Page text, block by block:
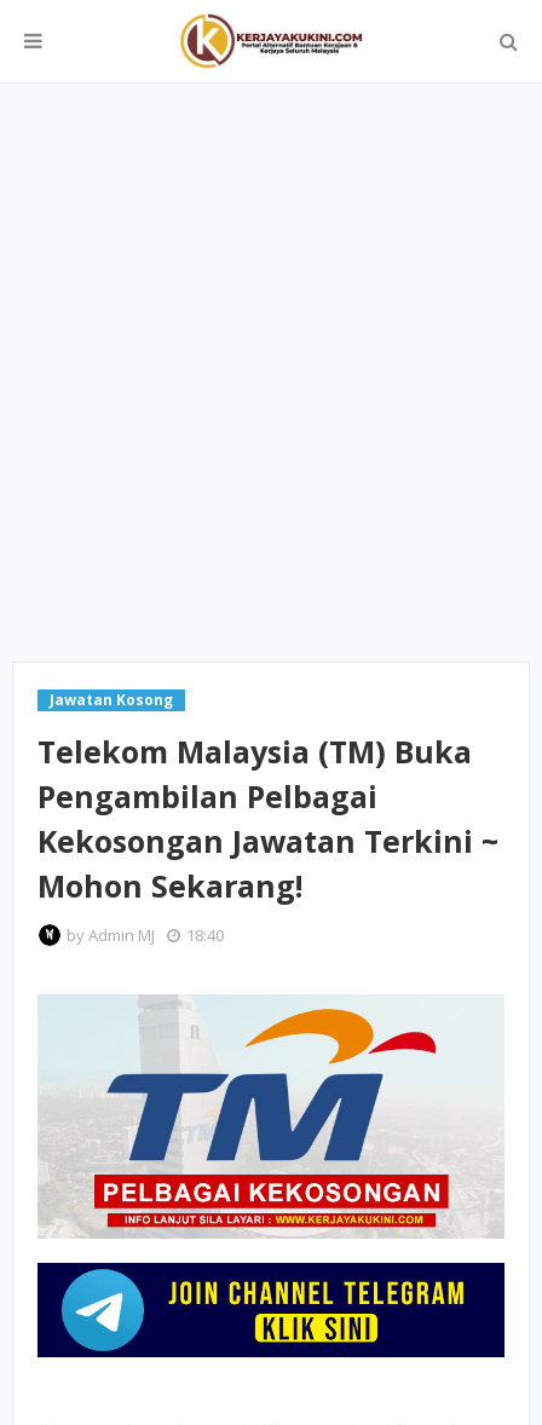
Jawatan Kosong
Telekom Malaysia (TM) Buka
Pengambilan Pelbagai
Kekosongan Jawatan Terkini ~
Mohon Sekarang!
byAdmin MJ 18:40